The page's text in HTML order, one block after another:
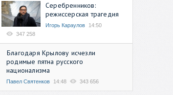
Серебренников:
режиссерская трагедия
Игорь Караулов
14:50
347 258
Благодаря Крылову исчезли
родимые пятна русского
национализма
Павел Святенков 14:48 343 656